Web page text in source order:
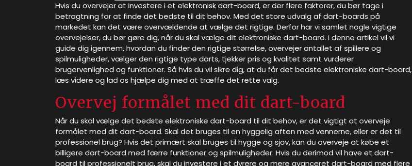
Hvis du overvejer at investere i et elektronisk dart-board, er der flere faktorer, du bør tage i
betragtning for at finde det bedste til dit behov. Med det store udvalg af dart-boards på
markedet kan det være overvældende at vælge det rigtige. Derfor har vi samlet nogle vigtige
overvejelser, du bør gøre dig, når du skal vælge dit elektroniske dart-board. I denne artikel vil vi
guide dig igennem, hvordan du finder den rigtige størrelse, overvejer antallet af spillere og
spilmuligheder, vælger den rigtige type darts, tjekker pris og kvalitet samt vurderer
brugervenlighed og funktioner. Så hvis du vil sikre dig, at du får det bedste elektroniske dart-board,
læs videre og lad os hjælpe dig med at træffe det rette valg.
Overvej formålet med dit dart-board
Når du skal vælge det bedste elektroniske dart-board til dit behov, er det vigtigt at overveje
formålet med dit dart-board. Skal det bruges til en hyggelig aften med vennerne, eller er det til
professionel brug? Hvis det primært skal bruges til hygge og sjov, kan du overveje at købe et
billigere dart-board med færre funktioner og spilmuligheder. Hvis du derimod vil have et dart-
board til professionelt brug, skal du investere i et dyrere og mere avanceret dart-board med flere